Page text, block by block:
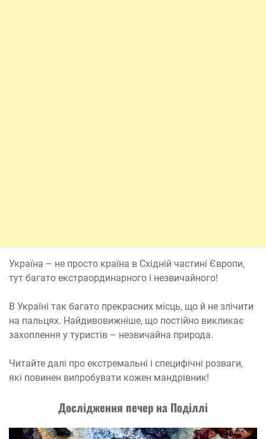
Україна – не просто країна в Східній частині Європи,
тут багато екстраординарного і незвичайного!
В Україні так багато прекрасних місць, що й не злічити
на пальцях. Найдивовижніше, що постійно викликає
захоплення у туристів – незвичайна природа.
Читайте далі про екстремальні і специфічні розваги,
які повинен випробувати кожен мандрівник!
Дослідження печер на Поділлі